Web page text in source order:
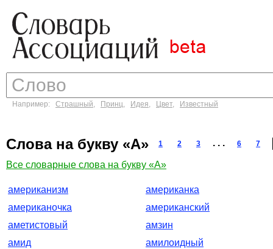
Например: Страшный, Принц, Идея, Цвет, Известный
Слова на букву «А» 1 2 3 . . . 6 7
Все словарные слова на букву «А»
американизм
американка
американочка
американский
аметистовый
амзин
амид
амилоидный